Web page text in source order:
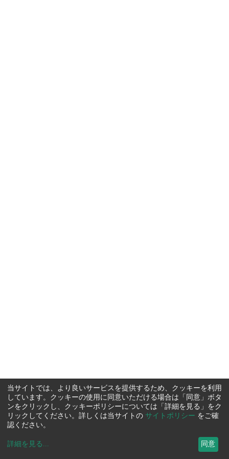
当サイトでは、より良いサービスを提供するため、クッキーを利用
しています。クッキーの使用に同意いただける場合は「同意」ボタ
ンをクリックし、クッキーポリシーについては「詳細を見る」をク
リックしてください。詳しくは当サイトの サイトポリシー をご確
認ください。
詳細を見る ... 同意